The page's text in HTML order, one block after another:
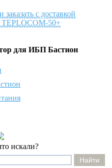
с доставкой
50+
для ИБП Бастион
искали?